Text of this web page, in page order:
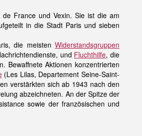
France und Vexin. Sie ist die am
in die Stadt Paris und sieben
die meistenWiderstandsgruppen
und Fluchthilfe, die
Bewaffnete Aktionen konzentrierten
(Les Lilas, Departement Seine-Saint-
verstärkten sich ab 1943 nach den
abzeichneten. An der Spitze der
sowie der französischen und